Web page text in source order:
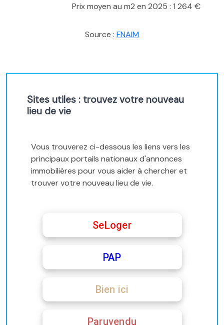
Prix moyen au m2 en 2025 : 1 264 €
Source : FNAIM
Sites utiles : trouvez votre nouveau
lieu de vie
Vous trouverez ci-dessous les liens vers les
principaux portails nationaux d'annonces
immobilières pour vous aider à chercher et
trouver votre nouveau lieu de vie.
SeLoger
PAP
Bien ici
Paruvendu